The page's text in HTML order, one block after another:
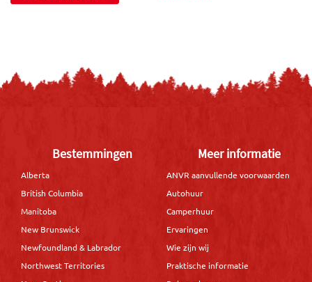
Bestemmingen
Alberta
British Columbia
Manitoba
New Brunswick
Newfoundland & Labrador
Northwest Territories
Meer informatie
ANVR aanvullende voorwaarden
Autohuur
Camperhuur
Ervaringen
Wie zijn wij
Praktische informatie